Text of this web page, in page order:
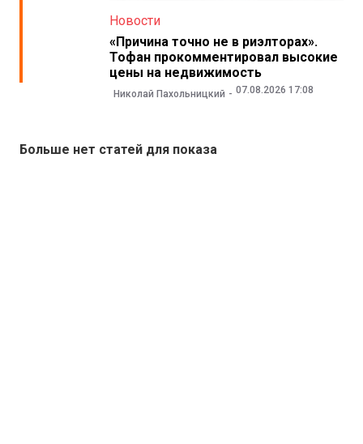
Новости
«Причина точно не в риэлторах».
Тофан прокомментировал высокие
цены на недвижимость
Николай Пахольницкий 07.08.2026 17:08
Больше нет статей для показа